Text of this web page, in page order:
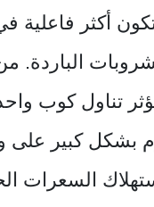
أكثر فاعلية
الباردة.
تناول كوب
بشكل كبير على
السعرات